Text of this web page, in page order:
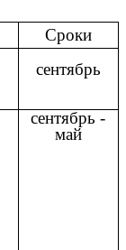
Сроки
сентябрь
сентябрь -
май